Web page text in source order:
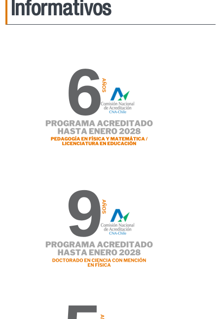
Informativos